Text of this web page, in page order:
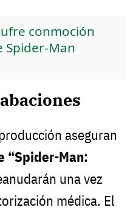
conmoción
Spider-Man
aseguran
“Spider-Man:
una vez
médica. El